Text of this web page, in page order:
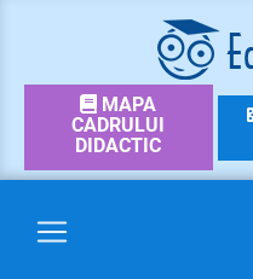
MAPA
CADRULUI
DIDACTIC